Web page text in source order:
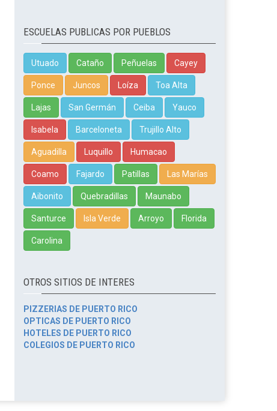
ESCUELAS PUBLICAS POR PUEBLOS
Utuado Cataño Peñuelas Cayey
Ponce Juncos Loíza Toa Alta
Lajas San Germán Ceiba Yauco
Isabela Barceloneta Trujillo Alto
Aguadilla Luquillo Humacao
Coamo Fajardo Patillas Las Marías
Aibonito Quebradillas Maunabo
Santurce Isla Verde Arroyo Florida
Carolina
OTROS SITIOS DE INTERES
PIZZERIAS DE PUERTO RICO
OPTICAS DE PUERTO RICO
HOTELES DE PUERTO RICO
COLEGIOS DE PUERTO RICO